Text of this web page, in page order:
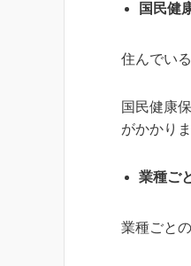
国民健
住んでい
国民健康
がかかりま
業種ご
業種ごと